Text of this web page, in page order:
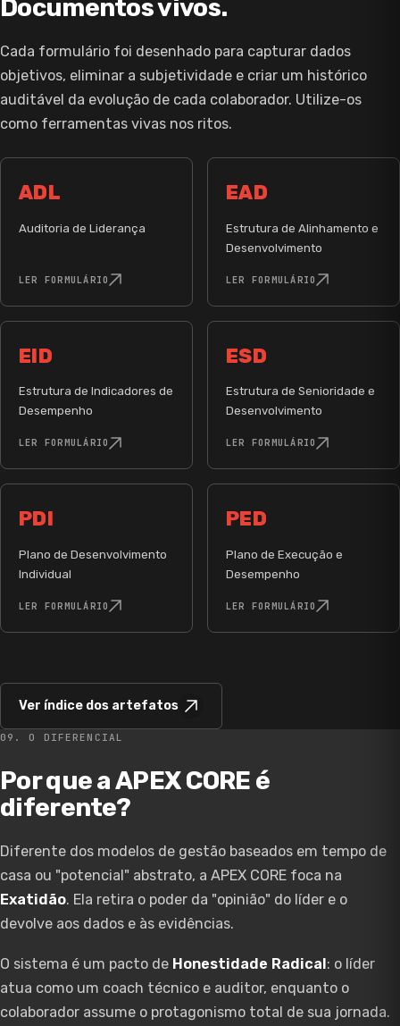
Documentos vivos.
Cada formulário foi desenhado para capturar dados
objetivos, eliminar a subjetividade e criar um histórico
auditável da evolução de cada colaborador. Utilize-os
como ferramentas vivas nos ritos.
ADL
Auditoria de Liderança
LER FORMULÁRIO
EAD
Estrutura de Alinhamento e
Desenvolvimento
LER FORMULÁRIO
EID
Estrutura de Indicadores de
Desempenho
LER FORMULÁRIO
ESD
Estrutura de Senioridade e
Desenvolvimento
LER FORMULÁRIO
PDI
Plano de Desenvolvimento
Individual
LER FORMULÁRIO
PED
Plano de Execução e
Desempenho
LER FORMULÁRIO
Ver índice dos artefatos
09. O DIFERENCIAL
Por que a APEX CORE é
diferente?
Diferente dos modelos de gestão baseados em tempo de
casa ou "potencial" abstrato, a APEX CORE foca na
Exatidão. Ela retira o poder da "opinião" do líder e o
devolve aos dados e às evidências.
O sistema é um pacto de Honestidade Radical: o líder
atua como um coach técnico e auditor, enquanto o
colaborador assume o protagonismo total de sua jornada.